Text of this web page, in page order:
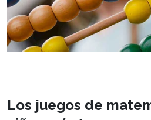
Los juegos de